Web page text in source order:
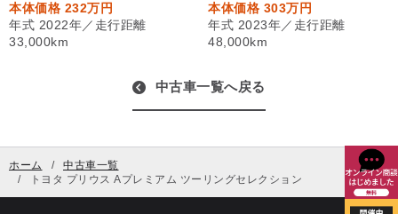
本体価格 232万円
年式 2022年／走行距離
33,000km
本体価格 303万円
年式 2023年／走行距離
48,000km
中古車一覧へ戻る
ホーム
中古車一覧
トヨタ プリウス Aプレミアム ツーリングセレクション